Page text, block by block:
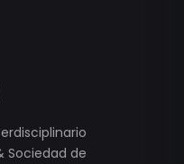
Sociedad de